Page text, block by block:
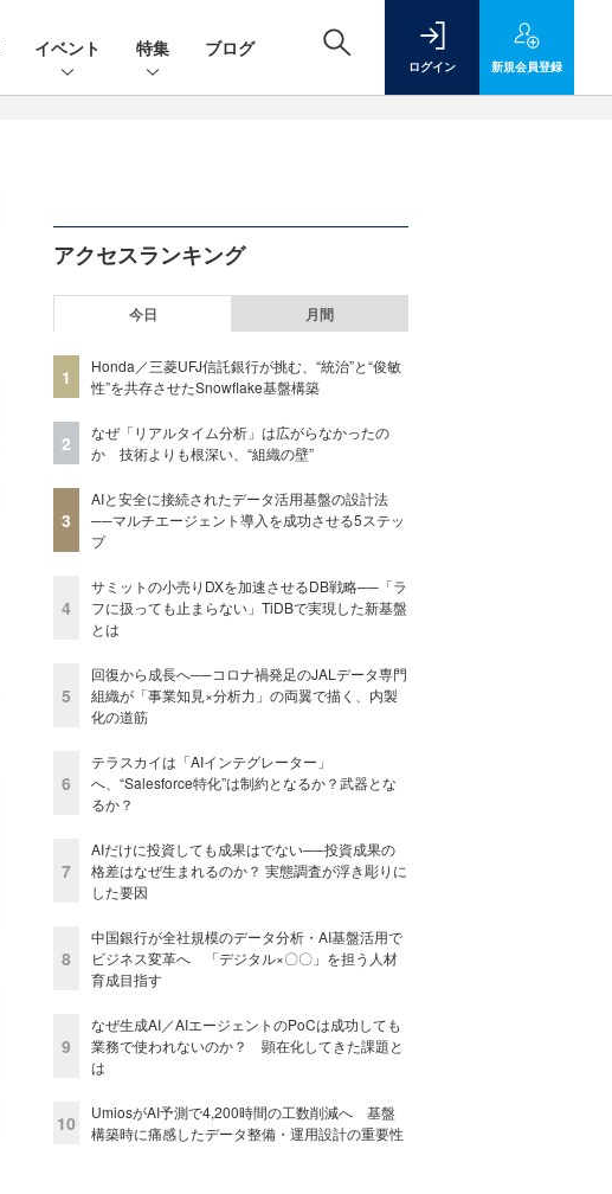
イベント 特集 ブログ
ログイン 新規会員登録
アクセスランキング
今日 月間
1
Honda／三菱UFJ信託銀行が挑む、“統治”と“俊敏
性”を共存させたSnowflake基盤構築
2
なぜ「リアルタイム分析」は広がらなかったの
か 技術よりも根深い、“組織の壁”
3
AIと安全に接続されたデータ活用基盤の設計法
──マルチエージェント導入を成功させる5ステッ
プ
4
サミットの小売りDXを加速させるDB戦略──「ラ
フに扱っても止まらない」TiDBで実現した新基盤
とは
5
回復から成長へ──コロナ禍発足のJALデータ専門
組織が「事業知見×分析力」の両翼で描く、内製
化の道筋
6
テラスカイは「AIインテグレーター」
へ、“Salesforce特化”は制約となるか？武器とな
るか？
7
AIだけに投資しても成果はでない──投資成果の
格差はなぜ生まれるのか？ 実態調査が浮き彫りに
した要因
8
中国銀行が全社規模のデータ分析・AI基盤活用で
ビジネス変革へ 「デジタル×〇〇」を担う人材
育成目指す
9
なぜ生成AI／AIエージェントのPoCは成功しても
業務で使われないのか？ 顕在化してきた課題と
は
10
UmiosがAI予測で4,200時間の工数削減へ 基盤
構築時に痛感したデータ整備・運用設計の重要性